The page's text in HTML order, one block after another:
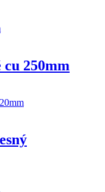
cu 250mm